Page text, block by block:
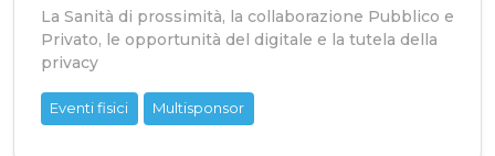
La Sanità di prossimità, la collaborazione Pubblico e
Privato, le opportunità del digitale e la tutela della
privacy
Eventi fisici Multisponsor